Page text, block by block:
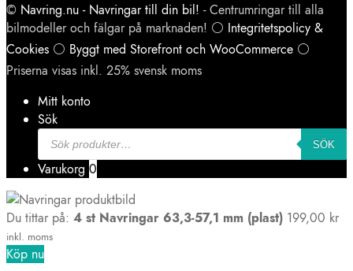
© Navring.nu - Navringar till din bil! - Centrumringar till alla
bilmodeller och fälgar på marknaden! ⚪ Integritetspolicy &
Cookies ⚪ Byggt med Storefront och WooCommerce ⚪
Priserna visas inkl. 25% svensk moms
Mitt konto
Sök
Products
search SÖK
Varukorg 0
Du tittar på: 4 st Navringar 63,3-57,1 mm (plast) 199,00 kr
inkl. moms
Köp nu